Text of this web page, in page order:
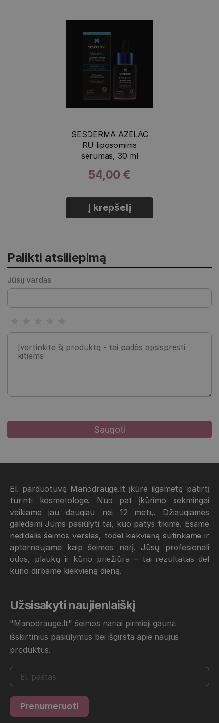
SESDERMA AZELAC
RU liposominis
serumas, 30 ml
54,00 €
Į krepšelį
Palikti atsiliepimą
Jūsų vardas
El. parduotuvę Manodraugė.lt įkūrė ilgametę patirtį
turinti kosmetologė. Nuo pat įkūrimo sėkmingai
veikiame jau daugiau nei 12 metų. Džiaugiamės
galėdami Jums pasiūlyti tai, kuo patys tikime. Esame
nedidelis šeimos verslas, todėl kiekvieną sutinkame ir
aptarnaujame kaip šeimos narį. Jūsų profesionali
odos, plaukų ir kūno priežiūra – tai rezultatas dėl
kurio dirbame kiekvieną dieną.
Užsisakyti naujienlaiškį
"Manodrauge.lt" šeimos nariai pirmieji gauna
išskirtinius pasiūlymus bei išgirsta apie naujus
produktus.